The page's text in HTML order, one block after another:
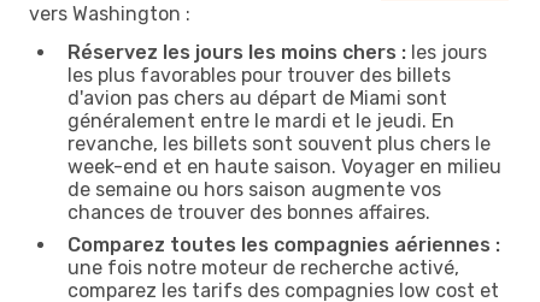
vers Washington :
Réservez les jours les moins chers : les jours
les plus favorables pour trouver des billets
d'avion pas chers au départ de Miami sont
généralement entre le mardi et le jeudi. En
revanche, les billets sont souvent plus chers le
week-end et en haute saison. Voyager en milieu
de semaine ou hors saison augmente vos
chances de trouver des bonnes affaires.
Comparez toutes les compagnies aériennes :
une fois notre moteur de recherche activé,
comparez les tarifs des compagnies low cost et